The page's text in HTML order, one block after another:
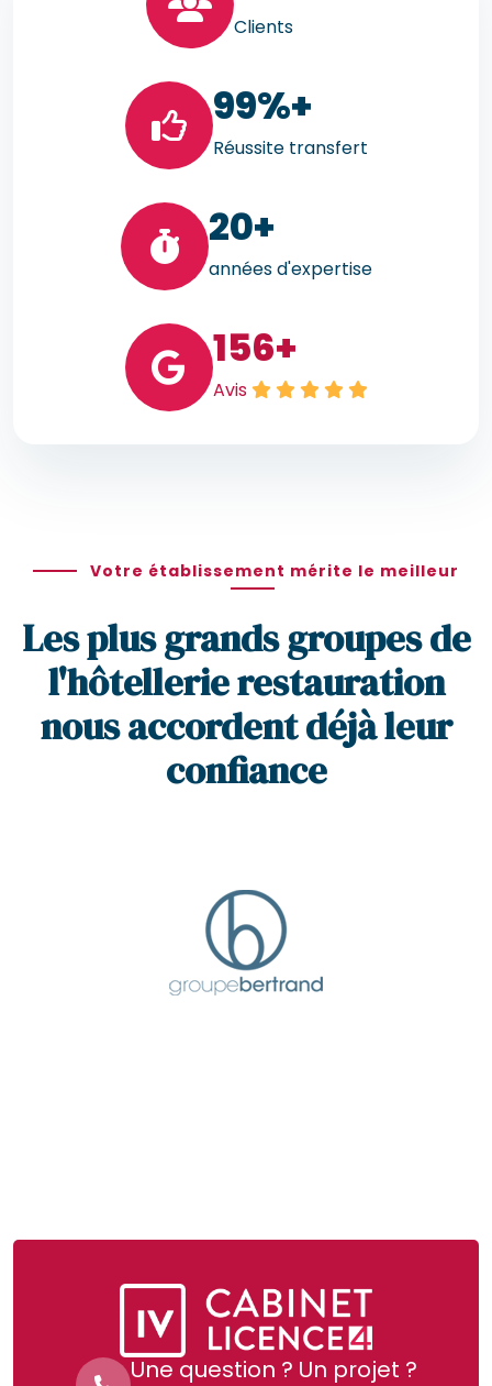
Clients
99%+
Réussite transfert
20+
années d'expertise
156+
Avis
Votre établissement mérite le meilleur
Les plus grands groupes de
l'hôtellerie restauration
nous accordent déjà leur
confiance
Une question ? Un projet ?